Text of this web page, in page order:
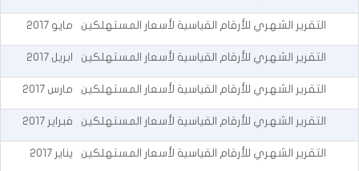
التقرير الشهري للأرقام القياسية لأسعار المستهلكين مايو 2017
التقرير الشهري للأرقام القياسية لأسعار المستهلكين ابريل 2017
التقرير الشهري للأرقام القياسية لأسعار المستهلكين مارس 2017
التقرير الشهري للأرقام القياسية لأسعار المستهلكين فبراير 2017
التقرير الشهري للأرقام القياسية لأسعار المستهلكين يناير 2017